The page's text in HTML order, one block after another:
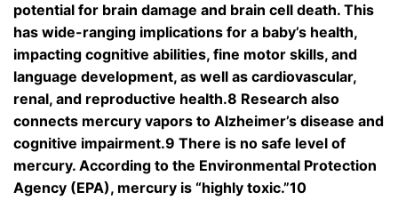
potential for brain damage and brain cell death. This
has wide-ranging implications for a baby’s health,
impacting cognitive abilities, fine motor skills, and
language development, as well as cardiovascular,
renal, and reproductive health.8 Research also
connects mercury vapors to Alzheimer’s disease and
cognitive impairment.9 There is no safe level of
mercury. According to the Environmental Protection
Agency (EPA), mercury is “highly toxic.”10